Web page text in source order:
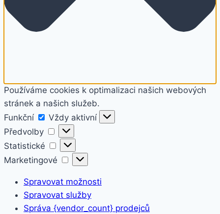
Používáme cookies k optimalizaci našich webových
stránek a našich služeb.
Funkční
Funkční
Vždy aktivní
Předvolby
Předvolby
Statistické
Statistické
Marketingové
Marketingové
Spravovat možnosti
Spravovat služby
Správa {vendor_count} prodejců